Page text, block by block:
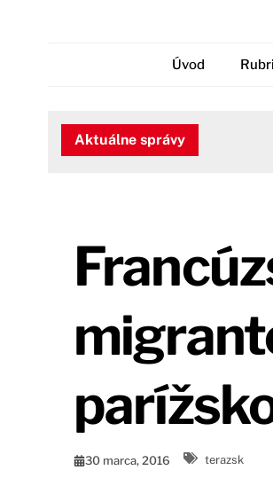
Úvod
Aktuálne správy
30 marca, 2016 terazsk